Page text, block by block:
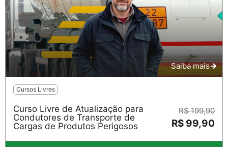
Saiba mais
Cursos Livres
Curso Livre de Atualização para
Condutores de Transporte de
Cargas de Produtos Perigosos
R$ 199,90
R$ 99,90